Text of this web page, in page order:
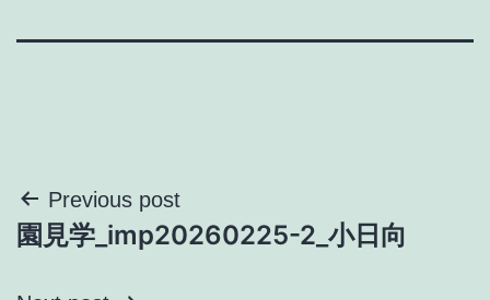
投
稿
Previous post
園見学_imp20260225-2_小日向